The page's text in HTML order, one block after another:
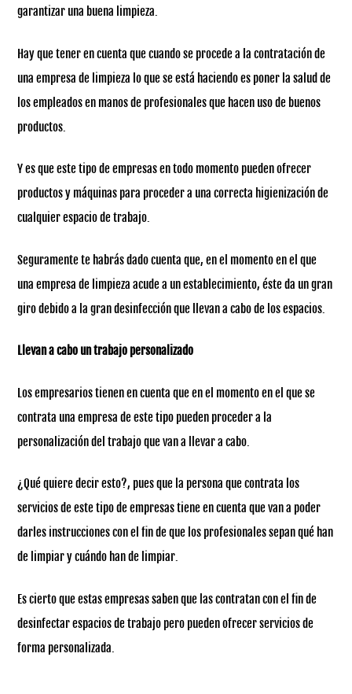
garantizar una buena limpieza.
Hay que tener en cuenta que cuando se procede a la contratación de
una empresa de limpieza lo que se está haciendo es poner la salud de
los empleados en manos de profesionales que hacen uso de buenos
productos.
Y es que este tipo de empresas en todo momento pueden ofrecer
productos y máquinas para proceder a una correcta higienización de
cualquier espacio de trabajo.
Seguramente te habrás dado cuenta que, en el momento en el que
una empresa de limpieza acude a un establecimiento, éste da un gran
giro debido a la gran desinfección que llevan a cabo de los espacios.
Llevan a cabo un trabajo personalizado
Los empresarios tienen en cuenta que en el momento en el que se
contrata una empresa de este tipo pueden proceder a la
personalización del trabajo que van a llevar a cabo.
¿Qué quiere decir esto?, pues que la persona que contrata los
servicios de este tipo de empresas tiene en cuenta que van a poder
darles instrucciones con el fin de que los profesionales sepan qué han
de limpiar y cuándo han de limpiar.
Es cierto que estas empresas saben que las contratan con el fin de
desinfectar espacios de trabajo pero pueden ofrecer servicios de
forma personalizada.